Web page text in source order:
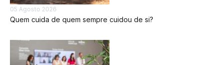
05 Agosto 2026
Quem cuida de quem sempre cuidou de si?